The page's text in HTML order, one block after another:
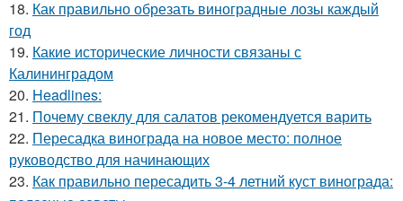
18. Как правильно обрезать виноградные лозы каждый
год
19. Какие исторические личности связаны с
Калининградом
20. Headlines:
21. Почему свеклу для салатов рекомендуется варить
22. Пересадка винограда на новое место: полное
руководство для начинающих
23. Как правильно пересадить 3-4 летний куст винограда: